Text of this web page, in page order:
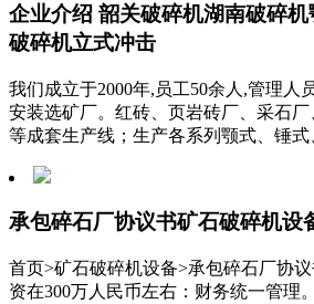
企业介绍 韶关破碎机湖南破碎
破碎机立式冲击
我们成立于2000年,员工50余人,管理人
安装选矿厂。红砖、页岩砖厂、采石
等成套生产线；生产各系列颚式、锤式
承包碎石厂协议书矿石破碎机设
首页>矿石破碎机设备>承包碎石厂协
资在300万人民币左右：财务统一管理